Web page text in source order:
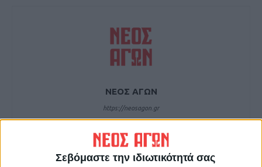
Σεβόμαστε την ιδιωτικότητά σας
ΝΕΟΣ ΑΓΩΝ
https://neosagon.gr